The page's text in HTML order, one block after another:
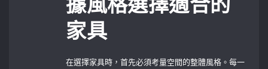
據風格選擇適合的
家具
在選擇家具時，首先必須考量空間的整體風格。每一